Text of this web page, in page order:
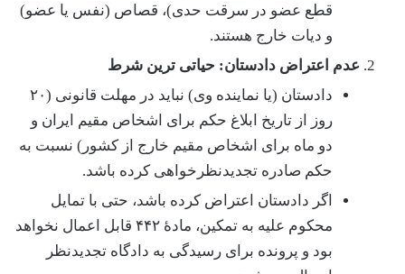
قطع عضو در سرقت حدی)، قصاص (نفس یا عضو)
و دیات خارج هستند.
عدم اعتراض دادستان: حیاتی ترین شرط
دادستان (یا نماینده وی) نباید در مهلت قانونی (۲۰
روز از تاریخ ابلاغ حکم برای اشخاص مقیم ایران و
دو ماه برای اشخاص مقیم خارج از کشور) نسبت به
حکم صادره تجدیدنظرخواهی کرده باشد.
اگر دادستان اعتراض کرده باشد، حتی با تمایل
محکوم علیه به تمکین، مادۀ ۴۴۲ قابل اعمال نخواهد
بود و پرونده برای رسیدگی به دادگاه تجدیدنظر